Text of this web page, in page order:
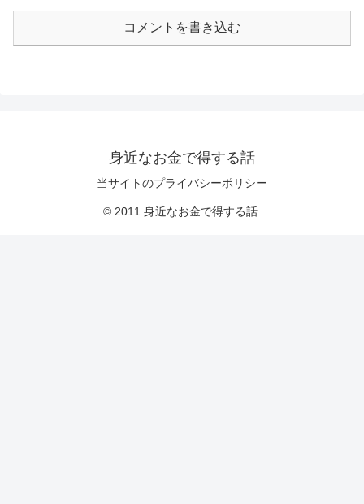
コメントを書き込む
身近なお金で得する話
当サイトのプライバシーポリシー
© 2011 身近なお金で得する話.